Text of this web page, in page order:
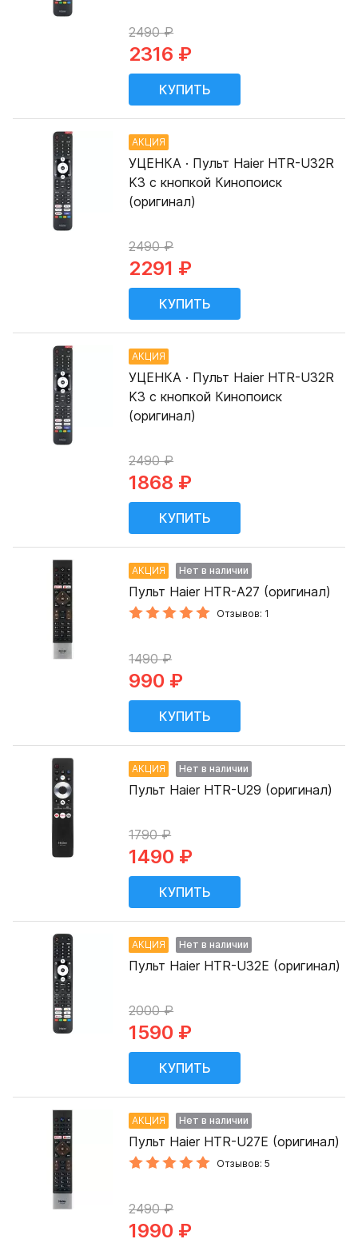
2490 ₽
2316 ₽
АКЦИЯ
УЦЕНКА · Пульт Haier HTR-U32R
K3 с кнопкой Кинопоиск
(оригинал)
2490 ₽
2291 ₽
АКЦИЯ
УЦЕНКА · Пульт Haier HTR-U32R
K3 с кнопкой Кинопоиск
(оригинал)
2490 ₽
1868 ₽
АКЦИЯ Нет в наличии
Пульт Haier HTR-A27 (оригинал)
Отзывов: 1
1490 ₽
990 ₽
АКЦИЯ Нет в наличии
Пульт Haier HTR-U29 (оригинал)
1790 ₽
1490 ₽
АКЦИЯ Нет в наличии
Пульт Haier HTR-U32E (оригинал)
2000 ₽
1590 ₽
АКЦИЯ Нет в наличии
Пульт Haier HTR-U27E (оригинал)
Отзывов: 5
2490 ₽
1990 ₽